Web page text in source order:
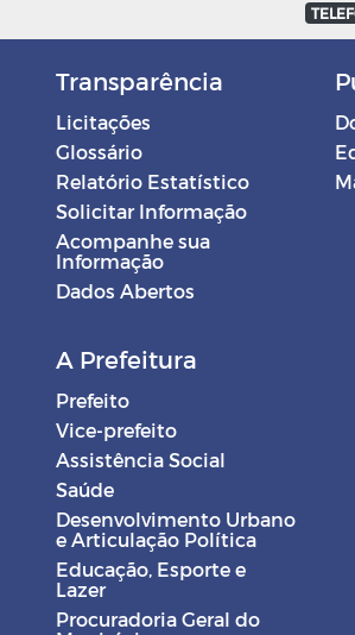
Transparência
Licitações
Glossário
Relatório Estatístico
Solicitar Informação
Acompanhe sua
Informação
Dados Abertos
A Prefeitura
Prefeito
Vice-prefeito
Assistência Social
Saúde
Desenvolvimento Urbano
e Articulação Política
Educação, Esporte e
Lazer
Procuradoria Geral do